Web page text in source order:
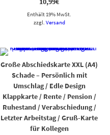
Enthält 19% MwSt.
zzgl. Versand
Große Abschiedskarte XXL (A4)
Schade – Persönlich mit
Umschlag / Edle Design
Klappkarte / Rente / Pension /
Ruhestand / Verabschiedung /
Letzter Arbeitstag / Gruß-Karte
für Kollegen